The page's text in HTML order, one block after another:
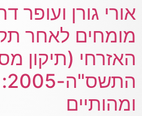
אורי גורן ועופר
מומחים לאחר
ומהותיים